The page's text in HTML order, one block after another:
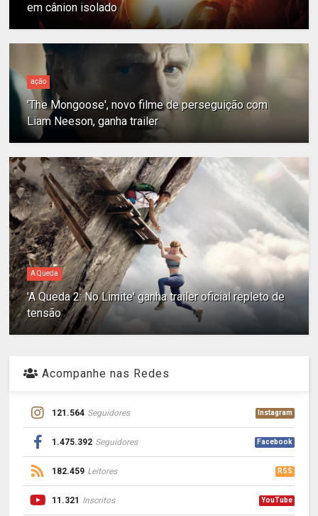
em cânion isolado
ação
'The Mongoose', novo filme de perseguição com
Liam Neeson, ganha trailer
A Queda
'A Queda 2: No Limite' ganha trailer oficial repleto de
tensão
Acompanhe nas Redes
121.564 Seguidores Instagram
1.475.392 Seguidores Facebook
182.459 Leitores RSS
11.321 Inscritos YouTube